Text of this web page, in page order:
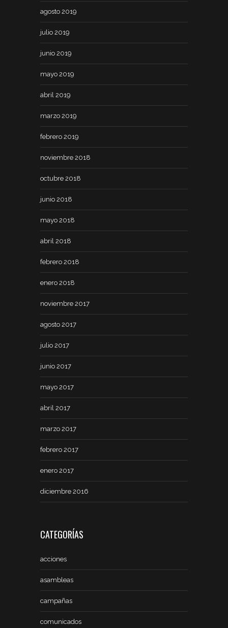
agosto 2019
julio 2019
junio 2019
mayo 2019
abril 2019
marzo 2019
febrero 2019
noviembre 2018
octubre 2018
junio 2018
mayo 2018
abril 2018
febrero 2018
enero 2018
noviembre 2017
agosto 2017
julio 2017
junio 2017
mayo 2017
abril 2017
marzo 2017
febrero 2017
enero 2017
diciembre 2016
CATEGORÍAS
acciones
asambleas
campañas
comunicados